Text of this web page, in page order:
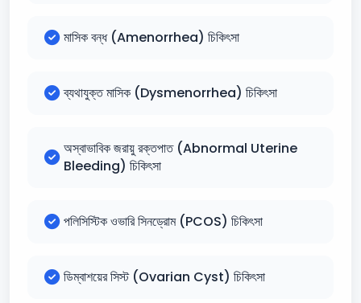
মাসিক বন্ধ (Amenorrhea) চিকিৎসা
ব্যথাযুক্ত মাসিক (Dysmenorrhea) চিকিৎসা
অস্বাভাবিক জরায়ু রক্তপাত (Abnormal Uterine
Bleeding) চিকিৎসা
পলিসিস্টিক ওভারি সিনড্রোম (PCOS) চিকিৎসা
ডিম্বাশয়ের সিস্ট (Ovarian Cyst) চিকিৎসা